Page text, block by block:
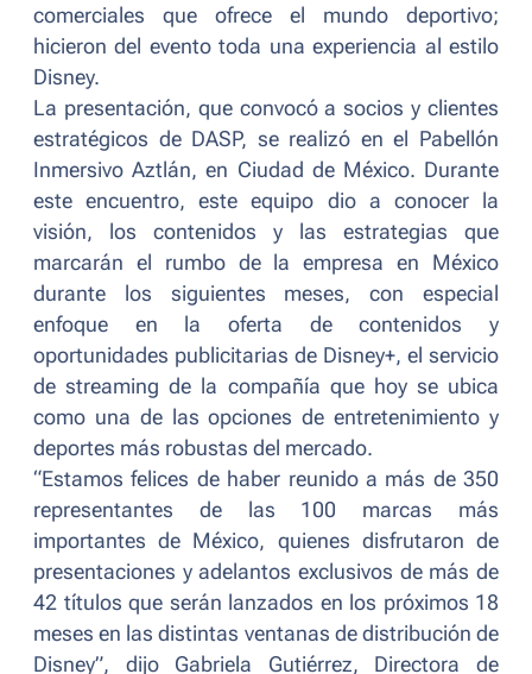
comerciales que ofrece el mundo deportivo;
hicieron del evento toda una experiencia al estilo
Disney.
La presentación, que convocó a socios y clientes
estratégicos de DASP, se realizó en el Pabellón
Inmersivo Aztlán, en Ciudad de México. Durante
este encuentro, este equipo dio a conocer la
visión, los contenidos y las estrategias que
marcarán el rumbo de la empresa en México
durante los siguientes meses, con especial
enfoque en la oferta de contenidos y
oportunidades publicitarias de Disney+, el servicio
de streaming de la compañía que hoy se ubica
como una de las opciones de entretenimiento y
deportes más robustas del mercado.
“Estamos felices de haber reunido a más de 350
representantes de las 100 marcas más
importantes de México, quienes disfrutaron de
presentaciones y adelantos exclusivos de más de
42 títulos que serán lanzados en los próximos 18
meses en las distintas ventanas de distribución de
Disney”, dijo Gabriela Gutiérrez, Directora de